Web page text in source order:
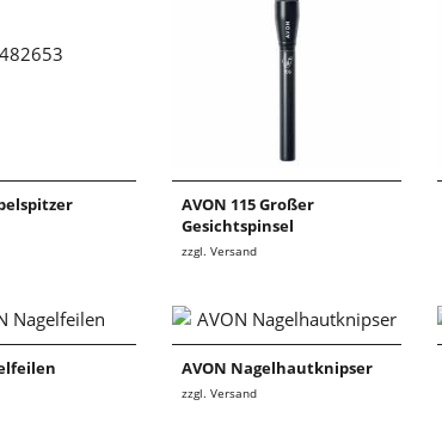
AVON 115 Großer
Gesichtspinsel
zzgl. Versand
AVON Nagelhautknipser
zzgl. Versand